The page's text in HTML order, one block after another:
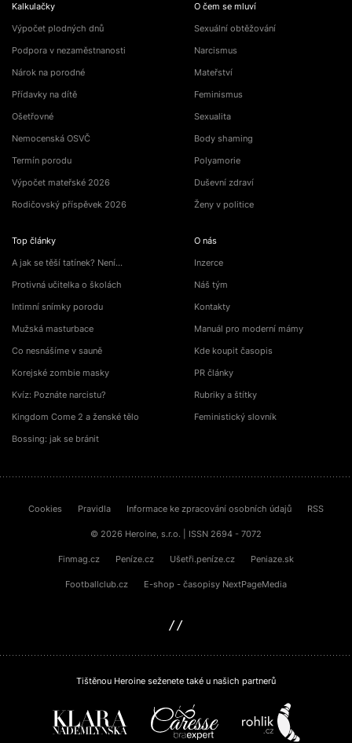
Kalkulačky
Výpočet plodných dnů
Podpora v nezaměstnanosti
Nárok na porodné
Přídavky na dítě
Ošetřovné
Nemocenská OSVČ
Termín porodu
Výpočet mateřské 2026
Rodičovský příspěvek 2026
Top články
A jak se těší tatínek? Není…
Protivná učitelka o školách
Intimní snímky porodu
Mužská masturbace
Co nesnášíme v sauně
Korejské zombie masky
Kvíz: Poznáte narcistu?
Kingdom Come 2 a ženské tělo
Bossing: jak se bránit
O čem se mluví
Sexuální obtěžování
Narcismus
Mateřství
Feminismus
Sexualita
Body shaming
Polyamorie
Duševní zdraví
Ženy v politice
O nás
Inzerce
Náš tým
Kontakty
Manuál pro moderní mámy
Kde koupit časopis
PR články
Rubriky a štítky
Feministický slovník
Cookies Pravidla Informace ke zpracování osobních údajů RSS
© 2026 Heroine, s.r.o. | ISSN 2694 - 7072
Finmag.cz Peníze.cz Ušetři.peníze.cz Peniaze.sk
Footballclub.cz E-shop - časopisy NextPageMedia
Tištěnou Heroine seženete také u našich partnerů